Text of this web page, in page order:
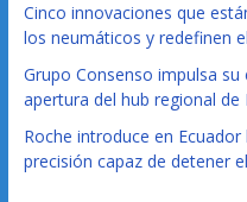
Cinco innovaciones que
los neumáticos y redefinen
Grupo Consenso impulsa
apertura del hub regional de
Roche introduce en
precisión capaz de detener